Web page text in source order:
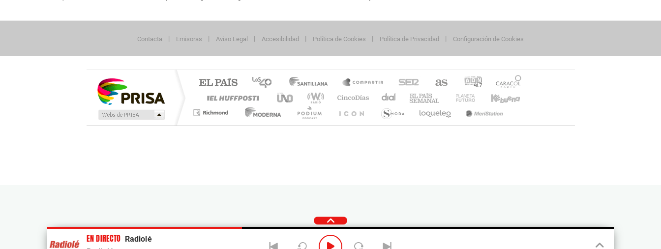
Contacta Emisoras Aviso Legal Accesibilidad Política de Cookies Política de Privacidad Configuración de Cookies
Tu contenido empezará después de la publicidad
EN DIRECTO Radiolé